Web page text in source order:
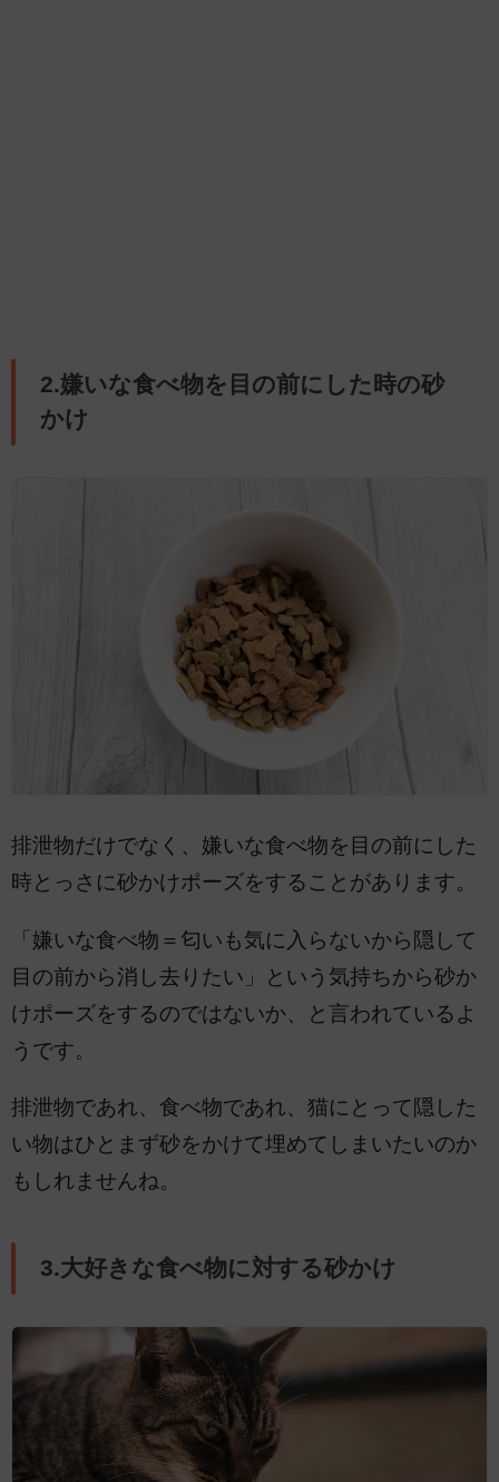
2.嫌いな食べ物を目の前にした時の砂
かけ
排泄物だけでなく、嫌いな食べ物を目の前にした
時とっさに砂かけポーズをすることがあります。
「嫌いな食べ物＝匂いも気に入らないから隠して
目の前から消し去りたい」という気持ちから砂か
けポーズをするのではないか、と言われているよ
うです。
排泄物であれ、食べ物であれ、猫にとって隠した
い物はひとまず砂をかけて埋めてしまいたいのか
もしれませんね。
3.大好きな食べ物に対する砂かけ